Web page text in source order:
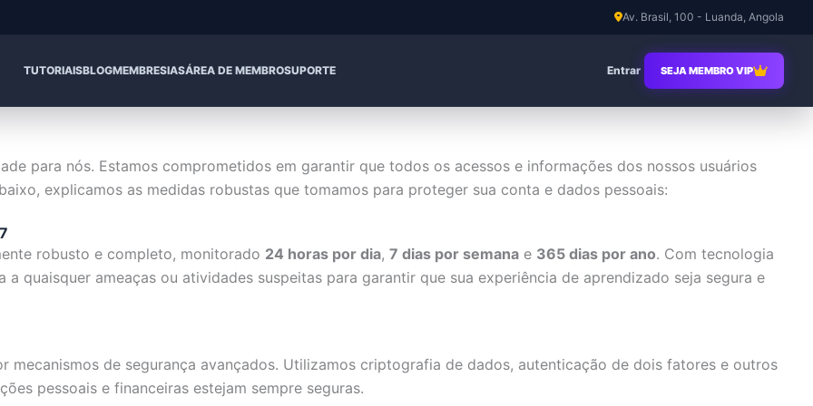
Av. Brasil, 100 - Luanda, Angola
TUTORIAISBLOGMEMBRESIASÁREA DE MEMBROSUPORTE Entrar SEJA MEMBRO VIP
para nós. Estamos comprometidos em garantir que todos os acessos e informações dos nossos usuários
explicamos as medidas robustas que tomamos para proteger sua conta e dados pessoais:
robusto e completo, monitorado 24 horas por dia, 7 dias por semana e 365 dias por ano. Com tecnologia
quaisquer ameaças ou atividades suspeitas para garantir que sua experiência de aprendizado seja segura e
mecanismos de segurança avançados. Utilizamos criptografia de dados, autenticação de dois fatores e outros
pessoais e financeiras estejam sempre seguras.